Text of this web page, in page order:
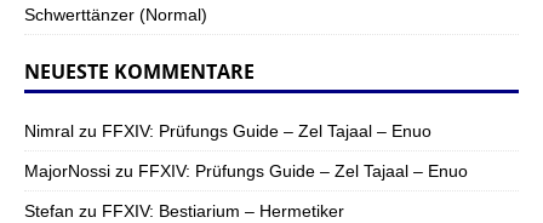
Schwerttänzer (Normal)
NEUESTE KOMMENTARE
Nimral zu FFXIV: Prüfungs Guide – Zel Tajaal – Enuo
MajorNossi zu FFXIV: Prüfungs Guide – Zel Tajaal – Enuo
Stefan zu FFXIV: Bestiarium – Hermetiker